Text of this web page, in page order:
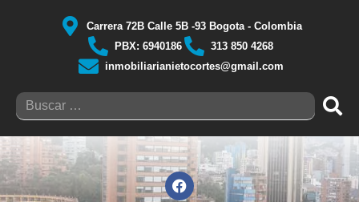
Carrera 72B Calle 5B -93 Bogota - Colombia
PBX: 6940186
313 850 4268
inmobiliarianietocortes@gmail.com